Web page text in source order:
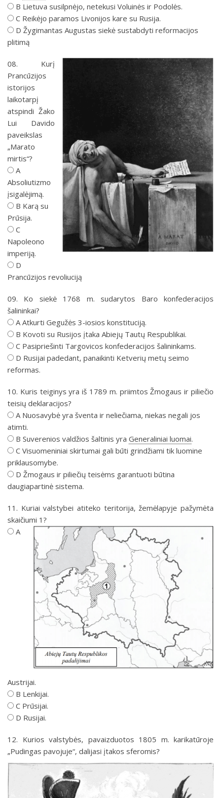
B Lietuva susilpnėjo, netekusi Voluinės ir Podolės.
C Reikėjo paramos Livonijos kare su Rusija.
D Žygimantas Augustas siekė sustabdyti reformacijos
plitimą
08. Kurį
Prancūzijos
istorijos
laikotarpį
atspindi Žako
Lui Davido
paveikslas
„Marato
mirtis“?
A
Absoliutizmo
įsigalėjimą.
B Karą su
Prūsija.
C
Napoleono
imperiją.
D
Prancūzijos revoliuciją
09. Ko siekė 1768 m. sudarytos Baro konfederacijos
šalininkai?
A Atkurti Gegužės 3-iosios konstituciją.
B Kovoti su Rusijos įtaka Abiejų Tautų Respublikai.
C Pasipriešinti Targovicos konfederacijos šalininkams.
D Rusijai padedant, panaikinti Ketverių metų seimo
reformas.
10. Kuris teiginys yra iš 1789 m. priimtos Žmogaus ir piliečio
teisių deklaracijos?
A Nuosavybė yra šventa ir neliečiama, niekas negali jos
atimti.
B Suverenios valdžios šaltinis yra Generaliniai luomai.
C Visuomeniniai skirtumai gali būti grindžiami tik luomine
priklausomybe.
D Žmogaus ir piliečių teisėms garantuoti būtina
daugiapartinė sistema.
11. Kuriai valstybei atiteko teritorija, žemėlapyje pažymėta
skaičiumi 1?
A
Austrijai.
B Lenkijai.
C Prūsijai.
D Rusijai.
12. Kurios valstybės, pavaizduotos 1805 m. karikatūroje
„Pudingas pavojuje“, dalijasi įtakos sferomis?